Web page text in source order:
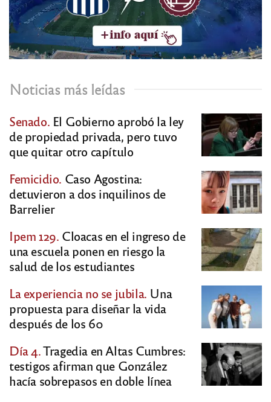
Noticias más leídas
Senado. El Gobierno aprobó la ley
de propiedad privada, pero tuvo
que quitar otro capítulo
Femicidio. Caso Agostina:
detuvieron a dos inquilinos de
Barrelier
Ipem 129. Cloacas en el ingreso de
una escuela ponen en riesgo la
salud de los estudiantes
La experiencia no se jubila. Una
propuesta para diseñar la vida
después de los 60
Día 4.Tragedia en Altas Cumbres:
testigos afirman que González
hacía sobrepasos en doble línea